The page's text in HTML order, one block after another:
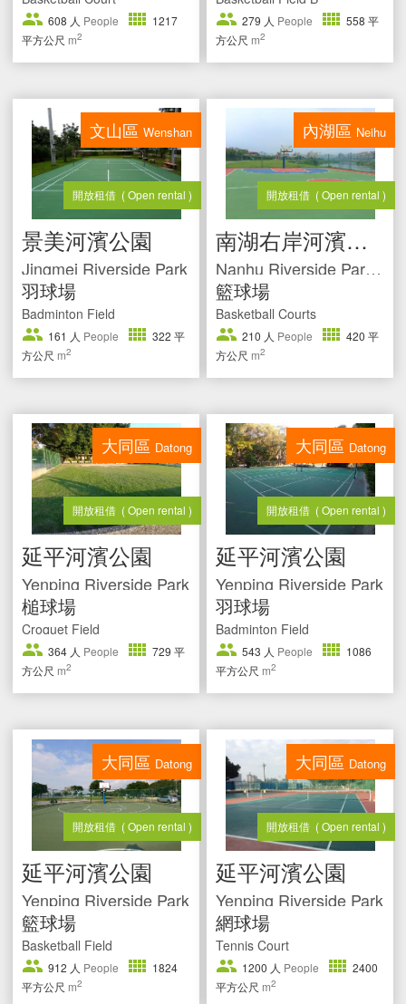
608 人 People
1217
平方公尺 m2
279 人 People 558 平
方公尺 m2
文山區 Wenshan
開放租借 ( Open rental )
景美河濱公園
Jingmei Riverside Park
羽球場
Badminton Field
161 人 People 322 平
方公尺 m2
內湖區 Neihu
開放租借 ( Open rental )
南湖右岸河濱公園
Nanhu Riverside Park(Right side)
籃球場
Basketball Courts
210 人 People 420 平
方公尺 m2
大同區 Datong
開放租借 ( Open rental )
延平河濱公園
Yenping Riverside Park
槌球場
Croquet Field
364 人 People 729 平
方公尺 m2
大同區 Datong
開放租借 ( Open rental )
延平河濱公園
Yenping Riverside Park
羽球場
Badminton Field
543 人 People
1086
平方公尺 m2
大同區 Datong
開放租借 ( Open rental )
延平河濱公園
Yenping Riverside Park
籃球場
Basketball Field
912 人 People
1824
平方公尺 m2
大同區 Datong
開放租借 ( Open rental )
延平河濱公園
Yenping Riverside Park
網球場
Tennis Court
1200 人 People
2400
平方公尺 m2